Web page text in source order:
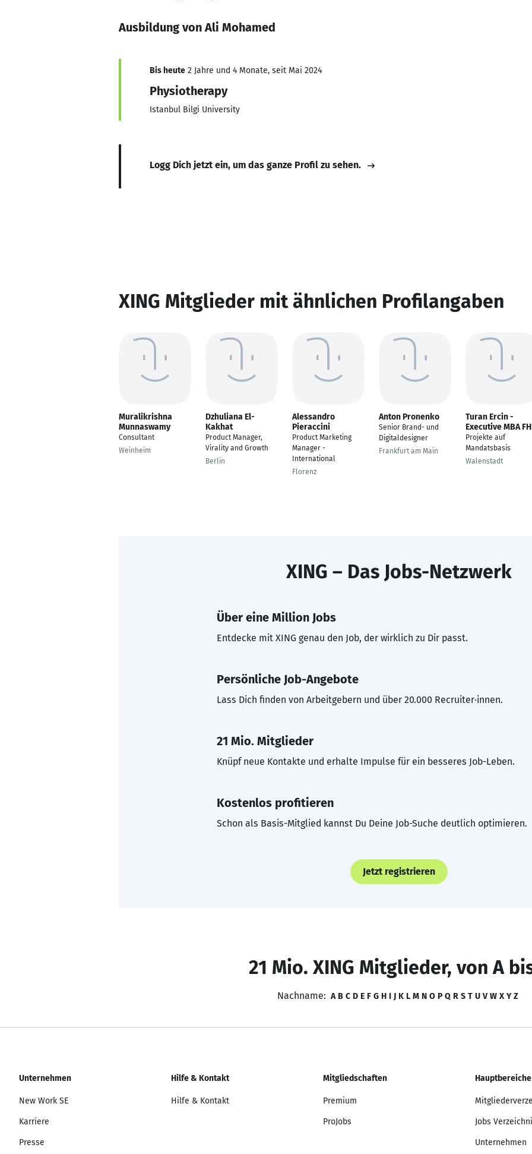
Ausbildung von Ali Mohamed
Bis heute 2 Jahre und 4 Monate, seit Mai 2024
Physiotherapy
Istanbul Bilgi University
Logg Dich jetzt ein, um das ganze Profil zu sehen.
XING Mitglieder mit ähnlichen Profilangaben
Muralikrishna
Munnaswamy
Consultant
Weinheim
Dzhuliana El-
Kakhat
Product Manager,
Virality and Growth
Berlin
Alessandro
Pieraccini
Product Marketing
Manager -
International
Florenz
Anton Pronenko
Senior Brand- und
Digitaldesigner
Frankfurt am Main
Turan Ercin -
Executive MBA FH
Projekte auf
Mandatsbasis
Walenstadt
XING – Das Jobs-Netzwerk
Über eine Million Jobs
Entdecke mit XING genau den Job, der wirklich zu Dir passt.
Persönliche Job-Angebote
Lass Dich finden von Arbeitgebern und über 20.000 Recruiter·innen.
21 Mio. Mitglieder
Knüpf neue Kontakte und erhalte Impulse für ein besseres Job-Leben.
Kostenlos profitieren
Schon als Basis-Mitglied kannst Du Deine Job-Suche deutlich optimieren.
Jetzt registrieren
21 Mio. XING Mitglieder, von A
Nachname: A B C D E F G H I J K L M N O P Q R S T U V W X Y Z
Unternehmen
New Work SE
Karriere
Presse
Hilfe & Kontakt
Hilfe & Kontakt
Mitgliedschaften
Premium
ProJobs
Hauptbereiche
Jobs
Unternehmen